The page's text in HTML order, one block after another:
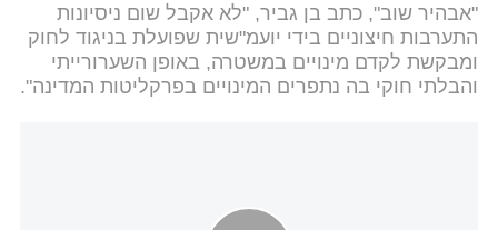
"אבהיר שוב", כתב בן גביר, "לא אקבל שום ניסיונות
התערבות חיצוניים בידי יועמ"שית שפועלת בניגוד לחוק
ומבקשת לקדם מינויים במשטרה, באופן השערורייתי
והבלתי חוקי בה נתפרים המינויים בפרקליטות המדינה".